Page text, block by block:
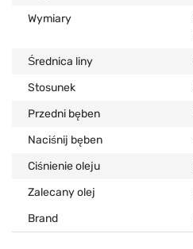
Wymiary
Średnica liny
Stosunek
Przedni bęben
Naciśnij bęben
Ciśnienie oleju
Zalecany olej
Brand